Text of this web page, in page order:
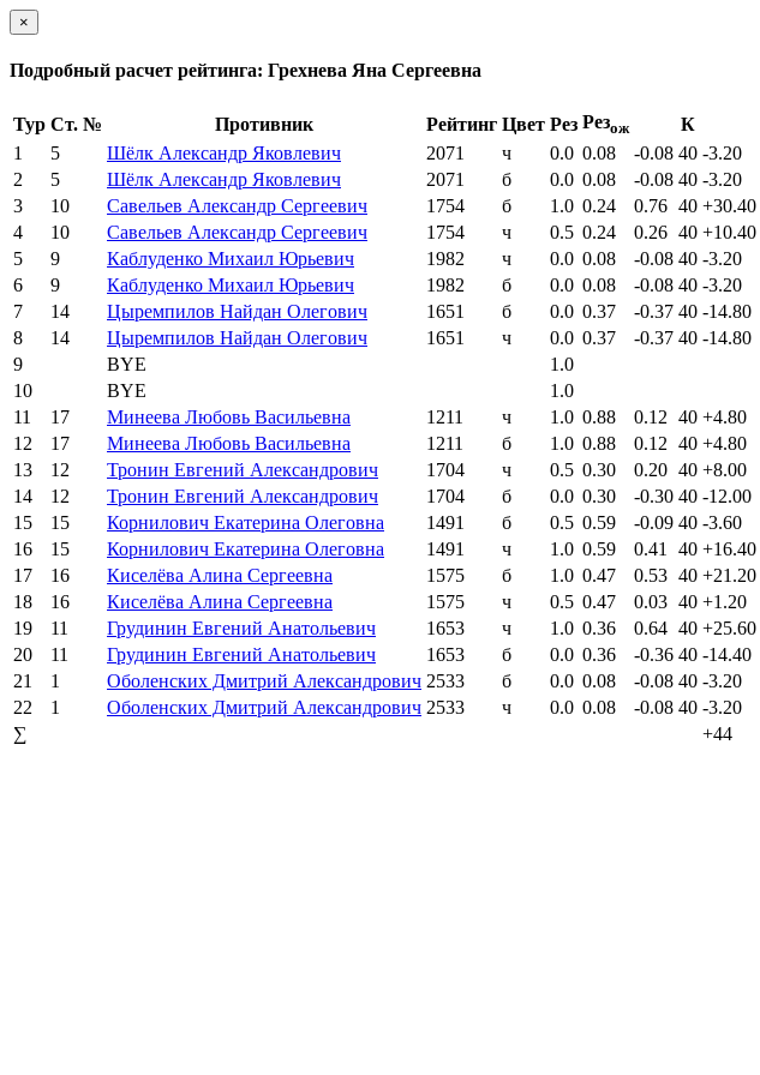
×
Подробный расчет рейтинга: Грехнева Яна Сергеевна
Тур Ст. № Противник Рейтинг Цвет Рез Резож
К
1
5 Шёлк Александр Яковлевич 2071 ч 0.0 0.08 -0.08 40 -3.20
2
5 Шёлк Александр Яковлевич 2071 б 0.0 0.08 -0.08 40 -3.20
3
10 Савельев Александр Сергеевич 1754 б 1.0 0.24 0.76 40 +30.40
4
10 Савельев Александр Сергеевич 1754 ч 0.5 0.24 0.26 40 +10.40
5
9 Каблуденко Михаил Юрьевич 1982 ч 0.0 0.08 -0.08 40 -3.20
6
9 Каблуденко Михаил Юрьевич 1982 б 0.0 0.08 -0.08 40 -3.20
7
14 Цыремпилов Найдан Олегович 1651 б 0.0 0.37 -0.37 40 -14.80
8
14 Цыремпилов Найдан Олегович 1651 ч 0.0 0.37 -0.37 40 -14.80
9
BYE
1.0
10
BYE
1.0
11
17 Минеева Любовь Васильевна 1211 ч 1.0 0.88 0.12 40 +4.80
12
17 Минеева Любовь Васильевна 1211 б 1.0 0.88 0.12 40 +4.80
13
12 Тронин Евгений Александрович 1704 ч 0.5 0.30 0.20 40 +8.00
14
12 Тронин Евгений Александрович 1704 б 0.0 0.30 -0.30 40 -12.00
15
15 Корнилович Екатерина Олеговна 1491 б 0.5 0.59 -0.09 40 -3.60
16
15 Корнилович Екатерина Олеговна 1491 ч 1.0 0.59 0.41 40 +16.40
17
16 Киселёва Алина Сергеевна 1575 б 1.0 0.47 0.53 40 +21.20
18
16 Киселёва Алина Сергеевна 1575 ч 0.5 0.47 0.03 40 +1.20
19
11 Грудинин Евгений Анатольевич 1653 ч 1.0 0.36 0.64 40 +25.60
20
11 Грудинин Евгений Анатольевич 1653 б 0.0 0.36 -0.36 40 -14.40
21
1 Оболенских Дмитрий Александрович 2533 б 0.0 0.08 -0.08 40 -3.20
22
1 Оболенских Дмитрий Александрович 2533 ч 0.0 0.08 -0.08 40 -3.20
∑
+44